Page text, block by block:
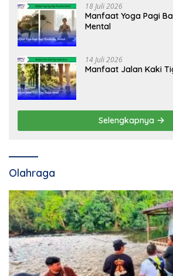
18 Juli 2026
Manfaat Yoga Pagi
Mental
14 Juli 2026
Manfaat Jalan Kaki
Selengkapnya
Olahraga